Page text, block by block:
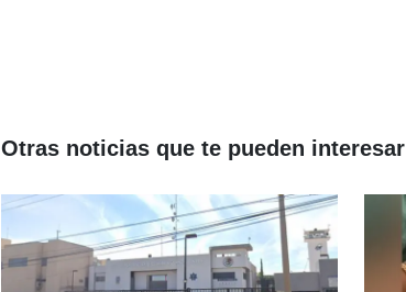
Otras noticias que te pueden interesar